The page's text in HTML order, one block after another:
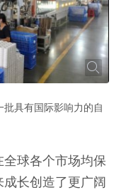
具有国际影响力的自
球各个市场均保
长创造了更广阔